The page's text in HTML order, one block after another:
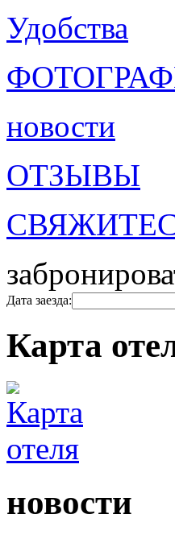
Удобства
новости
ОТЗЫВЫ
Дата заезда:
Карта
новости